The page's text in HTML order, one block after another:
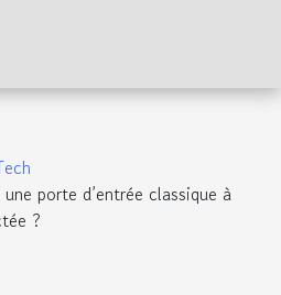
porte d’entrée classique à
?